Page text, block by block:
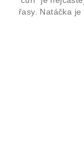
řasy. Natáčka